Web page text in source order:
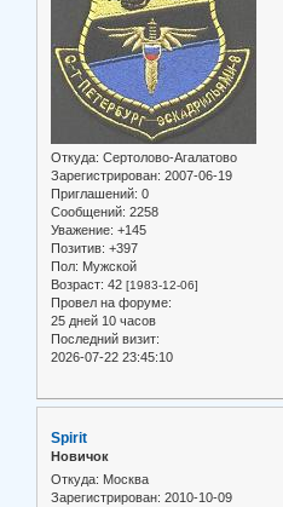
Откуда: Сертолово-Агалатово
Зарегистрирован: 2007-06-19
Приглашений: 0
Сообщений: 2258
Уважение: +145
Позитив: +397
Пол: Мужской
Возраст: 42 [1983-12-06]
Провел на форуме:
25 дней 10 часов
Последний визит:
2026-07-22 23:45:10
Spirit
Новичок
Откуда: Москва
Зарегистрирован: 2010-10-09